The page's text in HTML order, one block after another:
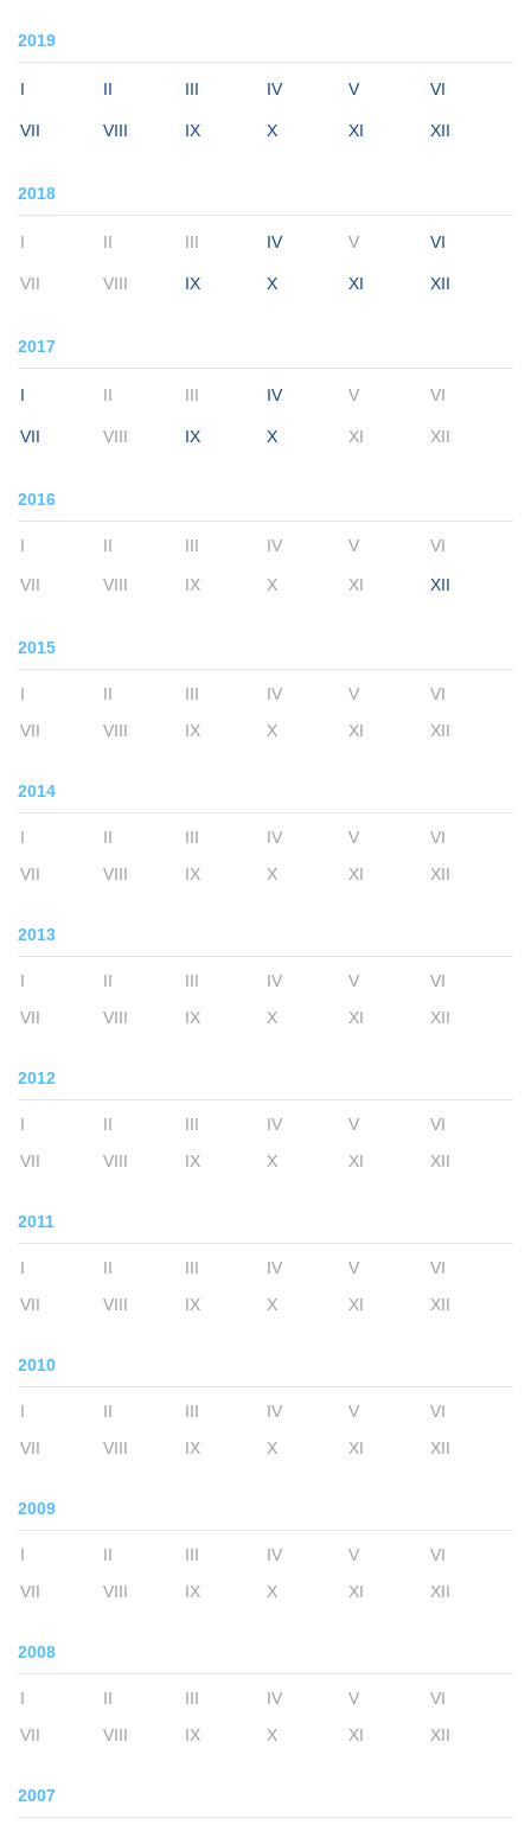
2019
I II III IV V VI
VII VIII IX X XI XII
2018
I II III IV V VI
VII VIII IX X XI XII
2017
I II III IV V VI
VII VIII IX X XI XII
2016
I II III IV V VI
VII VIII IX X XI XII
2015
I II III IV V
VI
VII
VIII IX X XI XII
2014
I II III IV V
VI
VII
VIII IX X XI XII
2013
I II III IV V
VI
VII
VIII IX X XI XII
2012
I II III IV V
VI
VII
VIII IX X XI XII
2011
I II III IV V
VI
VII
VIII IX X XI XII
2010
I II III IV V
VI
VII
VIII IX X XI XII
2009
I II III IV V
VI
VII
VIII IX X XI XII
2008
I II III IV V
VI
VII
VIII IX X XI XII
2007